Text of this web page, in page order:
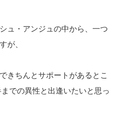
ュ・アンジュの中から、一つ
が、
きちんとサポートがあるとこ
での異性と出逢いたいと思っ